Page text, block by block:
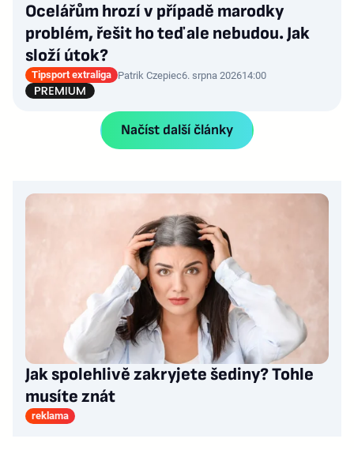
Ocelářům hrozí v případě marodky
problém, řešit ho teď ale nebudou. Jak
složí útok?
Tipsport extraliga Patrik Czepiec6. srpna 202614:00
Načíst další články
Jak spolehlivě zakryjete šediny? Tohle
musíte znát
reklama